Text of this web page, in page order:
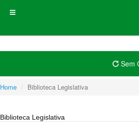
Sem
Home Biblioteca Legislativa
Biblioteca Legislativa